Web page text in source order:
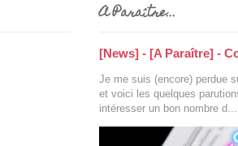
A Paraître...
[News] - [A Paraître] -
Je me suis (encore) perdue
et voici les quelques
intéresser un bon nombre d...